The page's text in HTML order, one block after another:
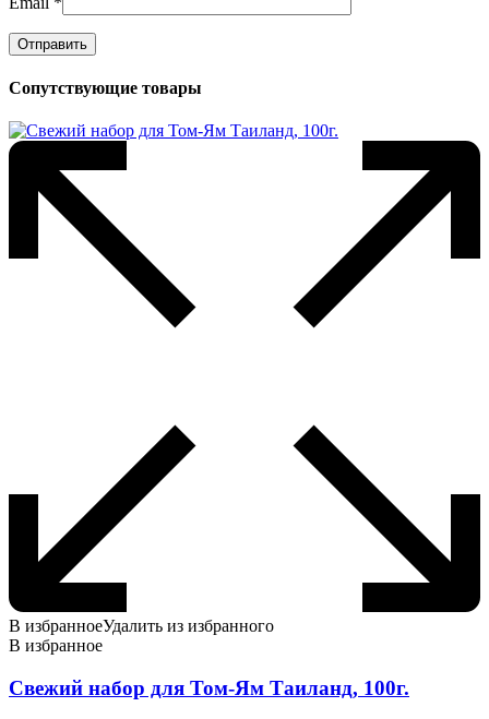
Сопутствующие товары
В избранноеУдалить из избранного
В избранное
Свежий набор для Том-Ям Таиланд, 100г.